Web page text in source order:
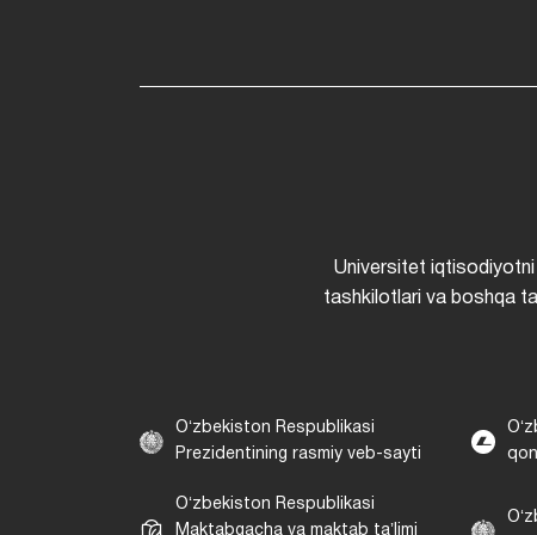
Universitet iqtisodiyotni
tashkilotlari va boshqa
Oʻzbekiston Respublikasi
Prezidentining rasmiy veb-sayti
Oʻzbekiston Respublikasi
Maktabgacha va maktab taʼlimi